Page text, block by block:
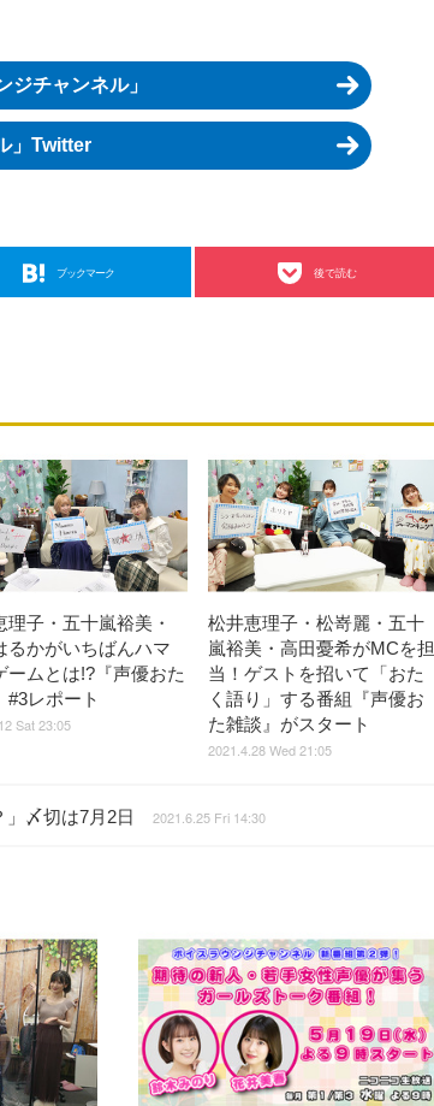
ジチャンネル」
」Twitter
ブックマーク 後で読む
理子・五十嵐裕美・
るかがいちばんハマ
ームとは!?『声優おた
#3レポート
Sat 23:05
松井恵理子・松嵜麗・五十
嵐裕美・高田憂希がMCを担
当！ゲストを招いて「おた
く語り」する番組『声優お
た雑談』がスタート
2021.4.28 Wed 21:05
〆切は7月2日 2021.6.25 Fri 14:30